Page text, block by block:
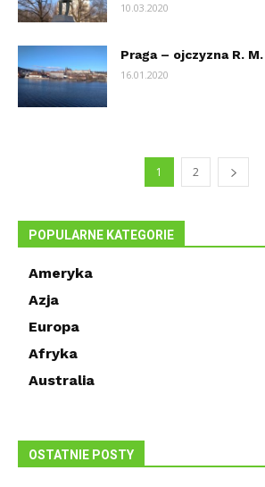
10.03.2020
Praga – ojczyzna R.
16.01.2020
1 2
POPULARNE KATEGORIE
Ameryka
Azja
Europa
Afryka
Australia
OSTATNIE POSTY